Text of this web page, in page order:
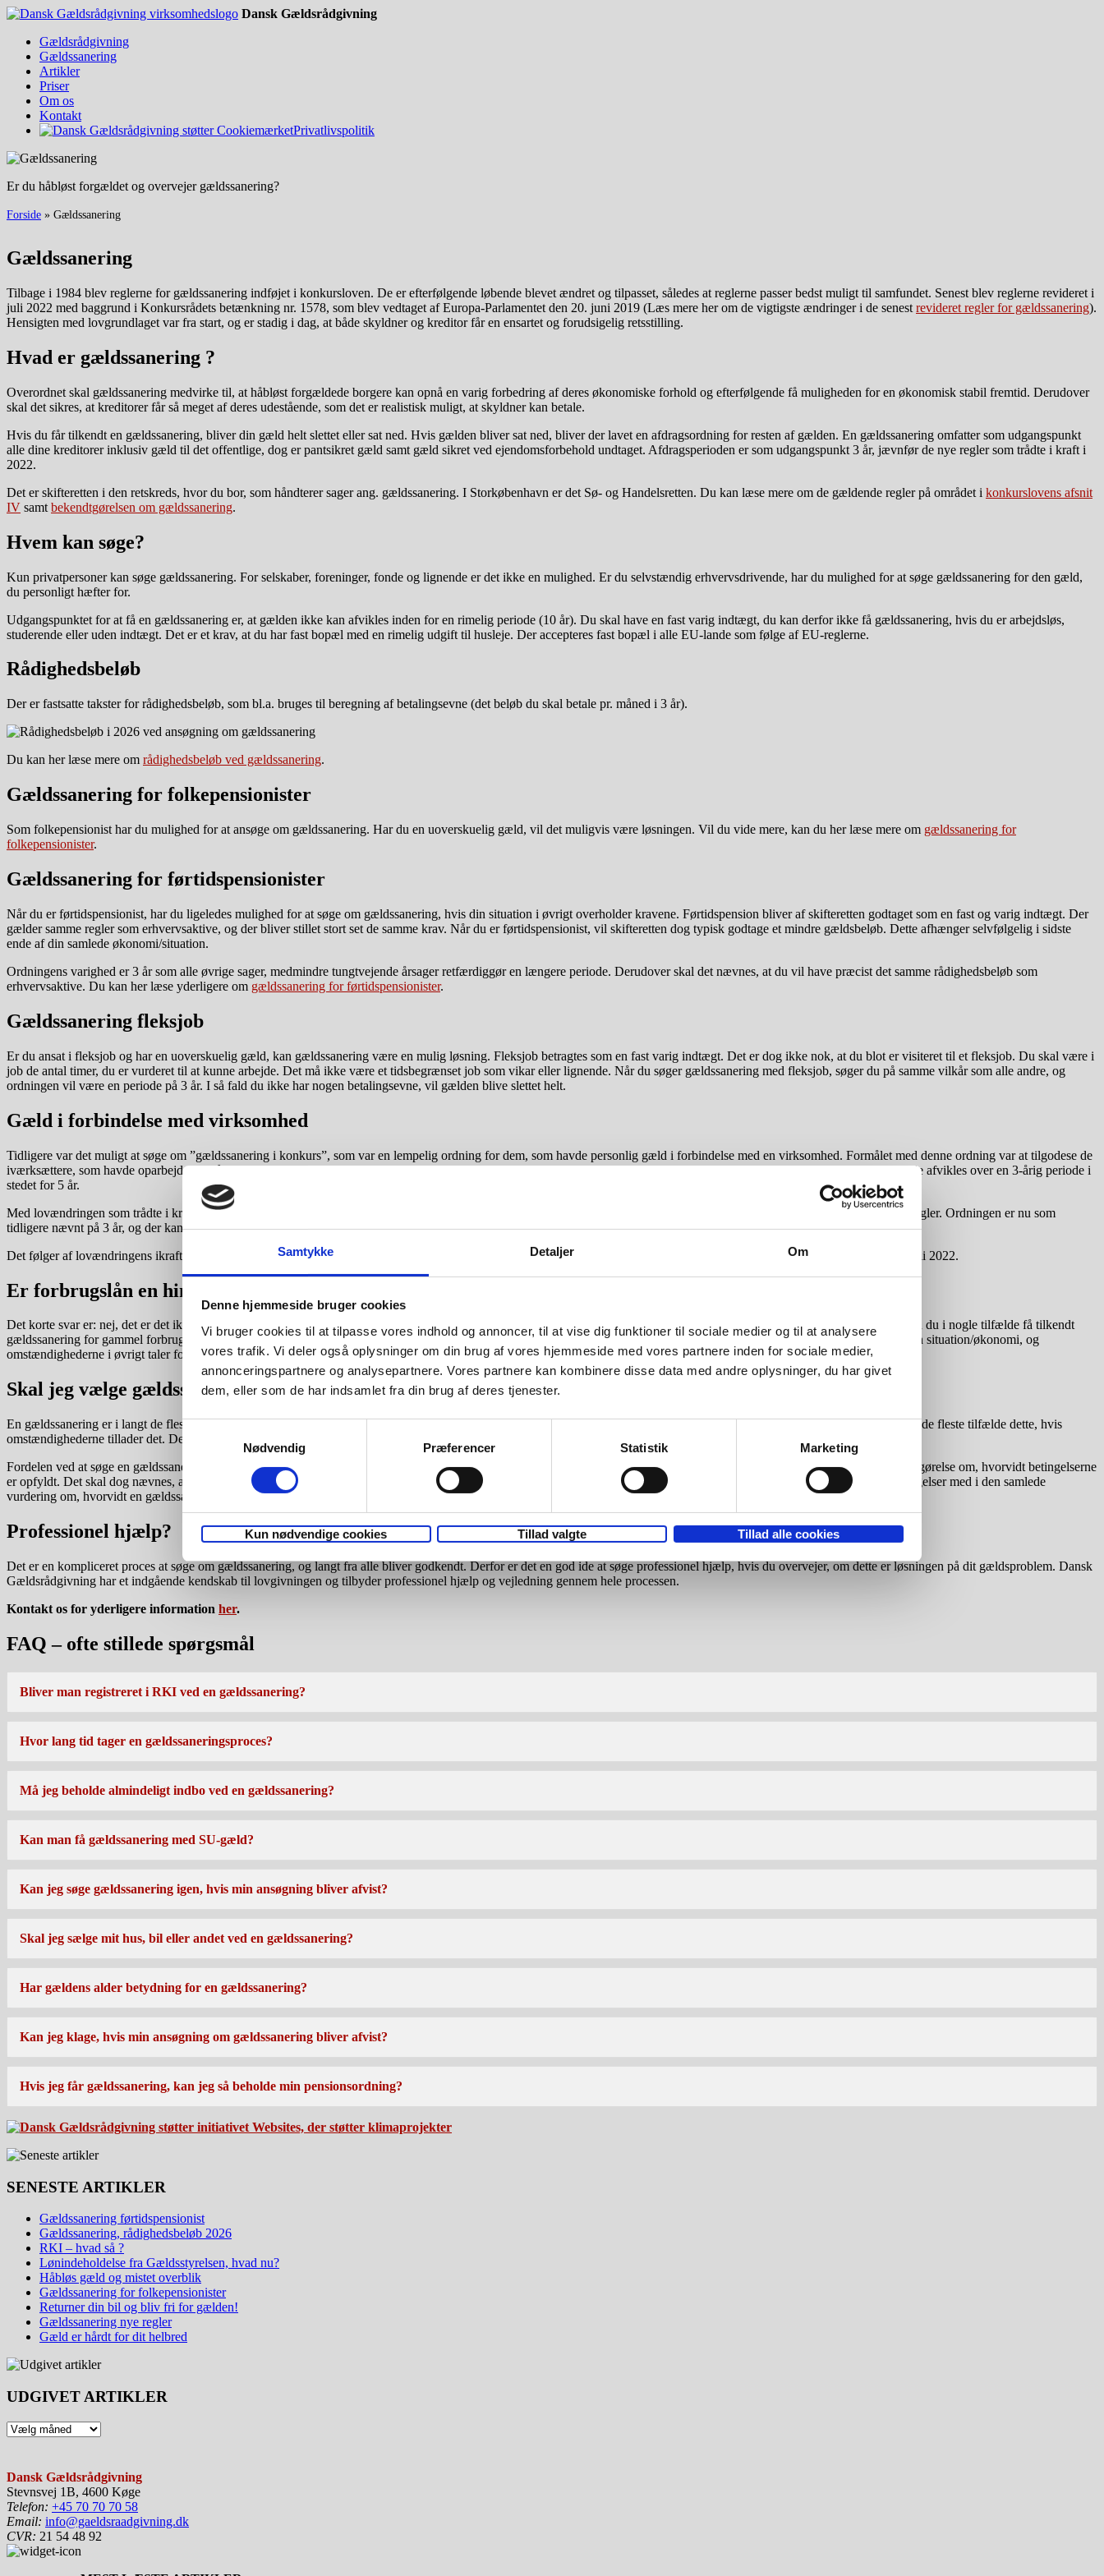
Samtykke Detaljer Om
Denne hjemmeside bruger cookies
Vi bruger cookies til at tilpasse vores indhold og annoncer, til at vise dig funktioner til sociale medier og til at analysere
vores trafik. Vi deler også oplysninger om din brug af vores hjemmeside med vores partnere inden for sociale medier,
annonceringspartnere og analysepartnere. Vores partnere kan kombinere disse data med andre oplysninger, du har givet
dem, eller som de har indsamlet fra din brug af deres tjenester.
Samtykkevalg
Nødvendig
Præferencer Statistik Marketing
Kun nødvendige cookies Tillad valgte Tillad alle cookies
Dansk Gældsrådgivning
Gældsrådgivning
Gældssanering
Artikler
Priser
Om os
Kontakt
Privatlivspolitik
Er du håbløst forgældet og overvejer gældssanering?
Forside » Gældssanering
Gældssanering
Tilbage i 1984 blev reglerne for gældssanering indføjet i konkursloven. De er efterfølgende løbende blevet ændret og tilpasset, således at reglerne passer bedst muligt til samfundet. Senest blev reglerne revideret i
juli 2022 med baggrund i Konkursrådets betænkning nr. 1578, som blev vedtaget af Europa-Parlamentet den 20. juni 2019 (Læs mere her om de vigtigste ændringer i de senest revideret regler for gældssanering).
Hensigten med lovgrundlaget var fra start, og er stadig i dag, at både skyldner og kreditor får en ensartet og forudsigelig retsstilling.
Hvad er gældssanering ?
Overordnet skal gældssanering medvirke til, at håbløst forgældede borgere kan opnå en varig forbedring af deres økonomiske forhold og efterfølgende få muligheden for en økonomisk stabil fremtid. Derudover
skal det sikres, at kreditorer får så meget af deres udestående, som det er realistisk muligt, at skyldner kan betale.
Hvis du får tilkendt en gældssanering, bliver din gæld helt slettet eller sat ned. Hvis gælden bliver sat ned, bliver der lavet en afdragsordning for resten af gælden. En gældssanering omfatter som udgangspunkt
alle dine kreditorer inklusiv gæld til det offentlige, dog er pantsikret gæld samt gæld sikret ved ejendomsforbehold undtaget. Afdragsperioden er som udgangspunkt 3 år, jævnfør de nye regler som trådte i kraft i
2022.
Det er skifteretten i den retskreds, hvor du bor, som håndterer sager ang. gældssanering. I Storkøbenhavn er det Sø- og Handelsretten. Du kan læse mere om de gældende regler på området i konkurslovens afsnit
IV samt bekendtgørelsen om gældssanering.
Hvem kan søge?
Kun privatpersoner kan søge gældssanering. For selskaber, foreninger, fonde og lignende er det ikke en mulighed. Er du selvstændig erhvervsdrivende, har du mulighed for at søge gældssanering for den gæld,
du personligt hæfter for.
Udgangspunktet for at få en gældssanering er, at gælden ikke kan afvikles inden for en rimelig periode (10 år). Du skal have en fast varig indtægt, du kan derfor ikke få gældssanering, hvis du er arbejdsløs,
studerende eller uden indtægt. Det er et krav, at du har fast bopæl med en rimelig udgift til husleje. Der accepteres fast bopæl i alle EU-lande som følge af EU-reglerne.
Rådighedsbeløb
Der er fastsatte takster for rådighedsbeløb, som bl.a. bruges til beregning af betalingsevne (det beløb du skal betale pr. måned i 3 år).
Du kan her læse mere om rådighedsbeløb ved gældssanering.
Gældssanering for folkepensionister
Som folkepensionist har du mulighed for at ansøge om gældssanering. Har du en uoverskuelig gæld, vil det muligvis være løsningen. Vil du vide mere, kan du her læse mere om gældssanering for
folkepensionister.
Gældssanering for førtidspensionister
Når du er førtidspensionist, har du ligeledes mulighed for at søge om gældssanering, hvis din situation i øvrigt overholder kravene. Førtidspension bliver af skifteretten godtaget som en fast og varig indtægt. Der
gælder samme regler som erhvervsaktive, og der bliver stillet stort set de samme krav. Når du er førtidspensionist, vil skifteretten dog typisk godtage et mindre gældsbeløb. Dette afhænger selvfølgelig i sidste
ende af din samlede økonomi/situation.
Ordningens varighed er 3 år som alle øvrige sager, medmindre tungtvejende årsager retfærdiggør en længere periode. Derudover skal det nævnes, at du vil have præcist det samme rådighedsbeløb som
erhvervsaktive. Du kan her læse yderligere om gældssanering for førtidspensionister.
Gældssanering fleksjob
Er du ansat i fleksjob og har en uoverskuelig gæld, kan gældssanering være en mulig løsning. Fleksjob betragtes som en fast varig indtægt. Det er dog ikke nok, at du blot er visiteret til et fleksjob. Du skal være i
job de antal timer, du er vurderet til at kunne arbejde. Det må ikke være et tidsbegrænset job som vikar eller lignende. Når du søger gældssanering med fleksjob, søger du på samme vilkår som alle andre, og
ordningen vil være en periode på 3 år. I så fald du ikke har nogen betalingsevne, vil gælden blive slettet helt.
Gæld i forbindelse med virksomhed
Tidligere var det muligt at søge om ”gældssanering i konkurs”, som var en lempelig ordning for dem, som havde personlig gæld i forbindelse med en virksomhed. Formålet med denne ordning var at tilgodese de
iværksættere, som havde oparbejdet en så stor gæld, at det var urealistisk, at de kunne betale gælden tilbage. De lempeligere regler betød blandt andet, at den nedsatte gæld skulle afvikles over en 3-årig periode i
stedet for 5 år.
Med lovændringen som trådte i kraft juli 2022, blev kapitlet om gældssanering i forbindelse med konkurs ophævet. Reglerne blev i stedet i vidt omfang indarbejdet i de øvrige regler. Ordningen er nu som
tidligere nævnt på 3 år, og der kan nu afsiges kendelse under en konkurs. Iværksættere kan således starte virksomhed op igen væsentlig hurtigere.
Det følger af lovændringens ikrafttrædelsesbestemmelser, at de ændrede regler ikke kan finde anvendelse, hvis konkursbehandlingen er indledt før lovens ikrafttræden den 17. juli 2022.
Er forbrugslån en hindring?
Det korte svar er: nej, det er det ikke. Hvis din forbrugsgæld eksempelvis er en mindre del af den samlede gæld, kan du godt få tilkendt en gældssanering alligevel. Ligeledes kan du i nogle tilfælde få tilkendt
gældssanering for gammel forbrugsgæld, hvis omstændighederne eksempelvis skyldes tidligere misbrug, sygdom eller lignende. Det kræver selvfølgelig, at du har fået styr på din situation/økonomi, og
omstændighederne i øvrigt taler for det. Du kan her læse mere om gældssanering og forbrugsgæld.
Skal jeg vælge gældssanering eller frivillig akkord ?
En gældssanering er i langt de fleste tilfælde den billigste løsning, og du vil sjældent kunne få nedskrevet gælden lige så meget ved en frivillig akkord. Derfor anbefaler vi i langt de fleste tilfælde dette, hvis
omstændighederne tillader det. Der er dog visse situationer, hvor en frivillig aftale med kreditorerne er at foretrække.
Fordelen ved at søge en gældssanering er som udgangspunkt, at kreditorer ingen indflydelse har på, om ordningen bliver vedtaget. Det er udelukkende skifteretten, der træffer afgørelse om, hvorvidt betingelserne
er opfyldt. Det skal dog nævnes, at kreditorer i processen bliver indkaldt til kreditormøde, hvor de har mulighed for at gøre indsigelse. Skifteretten tager efterfølgende disse indsigelser med i den samlede
vurdering om, hvorvidt en gældssanering skal accepteres. Du kan her læse mere om de forskellige muligheder for
gældshåndtering
Professionel hjælp?
Det er en kompliceret proces at søge om gældssanering, og langt fra alle bliver godkendt. Derfor er det en god ide at søge professionel hjælp, hvis du overvejer, om dette er løsningen på dit gældsproblem. Dansk
Gældsrådgivning har et indgående kendskab til lovgivningen og tilbyder professionel hjælp og vejledning gennem hele processen.
Kontakt os for yderligere information her.
FAQ – ofte stillede spørgsmål
Bliver man registreret i RKI ved en gældssanering?
Hvor lang tid tager en gældssaneringsproces?
Må jeg beholde almindeligt indbo ved en gældssanering?
Kan man få gældssanering med SU-gæld?
Kan jeg søge gældssanering igen, hvis min ansøgning bliver afvist?
Skal jeg sælge mit hus, bil eller andet ved en gældssanering?
Har gældens alder betydning for en gældssanering?
Kan jeg klage, hvis min ansøgning om gældssanering bliver afvist?
Hvis jeg får gældssanering, kan jeg så beholde min pensionsordning?
SENESTE ARTIKLER
Gældssanering førtidspensionist
Gældssanering, rådighedsbeløb 2026
RKI – hvad så ?
Lønindeholdelse fra Gældsstyrelsen, hvad nu?
Håbløs gæld og mistet overblik
Gældssanering for folkepensionister
Returner din bil og bliv fri for gælden!
Gældssanering nye regler
Gæld er hårdt for dit helbred
UDGIVET ARTIKLER
Dansk Gældsrådgivning
Stevnsvej 1B, 4600 Køge
Telefon: +45 70 70 70 58
Email: info@gaeldsraadgivning.dk
CVR: 21 54 48 92